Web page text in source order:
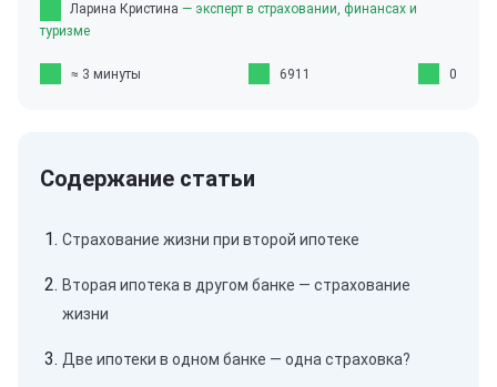
Ларина Кристина — эксперт в страховании, финансах и
туризме
≈ 3 минуты 6911 0
Страхование жизни при второй ипотеке
Вторая ипотека в другом банке — страхование
жизни
Две ипотеки в одном банке — одна страховка?